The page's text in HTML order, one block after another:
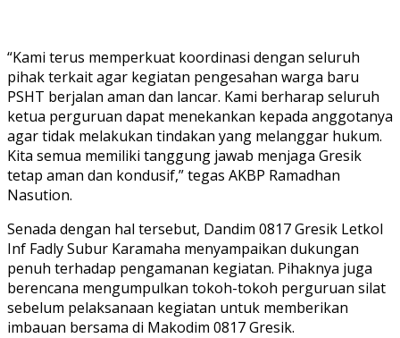
“Kami terus memperkuat koordinasi dengan seluruh
pihak terkait agar kegiatan pengesahan warga baru
PSHT berjalan aman dan lancar. Kami berharap seluruh
ketua perguruan dapat menekankan kepada anggotanya
agar tidak melakukan tindakan yang melanggar hukum.
Kita semua memiliki tanggung jawab menjaga Gresik
tetap aman dan kondusif,” tegas AKBP Ramadhan
Nasution.
Senada dengan hal tersebut, Dandim 0817 Gresik Letkol
Inf Fadly Subur Karamaha menyampaikan dukungan
penuh terhadap pengamanan kegiatan. Pihaknya juga
berencana mengumpulkan tokoh-tokoh perguruan silat
sebelum pelaksanaan kegiatan untuk memberikan
imbauan bersama di Makodim 0817 Gresik.